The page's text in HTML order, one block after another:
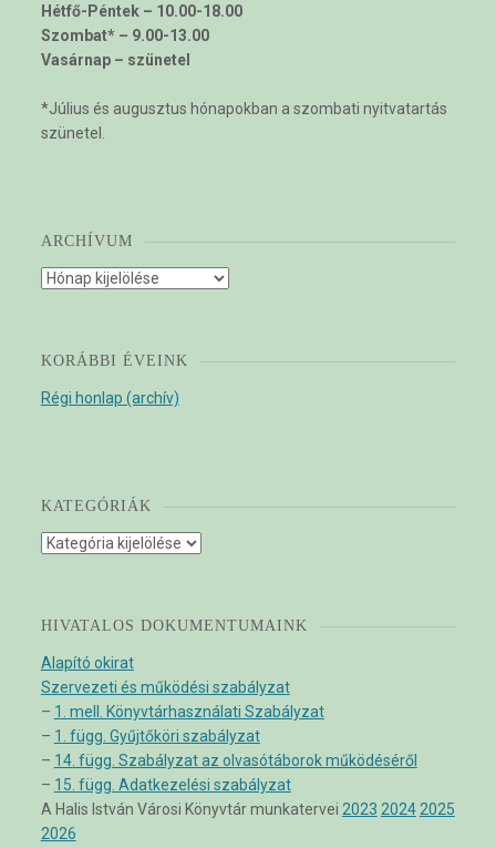
Hétfő-Péntek – 10.00-18.00
Szombat* – 9.00-13.00
Vasárnap – szünetel
*Július és augusztus hónapokban a szombati nyitvatartás
szünetel.
ARCHÍVUM
Archívum
KORÁBBI ÉVEINK
Régi honlap (archív)
KATEGÓRIÁK
Kategóriák
HIVATALOS DOKUMENTUMAINK
Alapító okirat
Szervezeti és működési szabályzat
– 1. mell. Könyvtárhasználati Szabályzat
– 1. függ. Gyűjtőköri szabályzat
– 14. függ. Szabályzat az olvasótáborok működéséről
– 15. függ. Adatkezelési szabályzat
A Halis István Városi Könyvtár munkatervei 2023 2024 2025
2026